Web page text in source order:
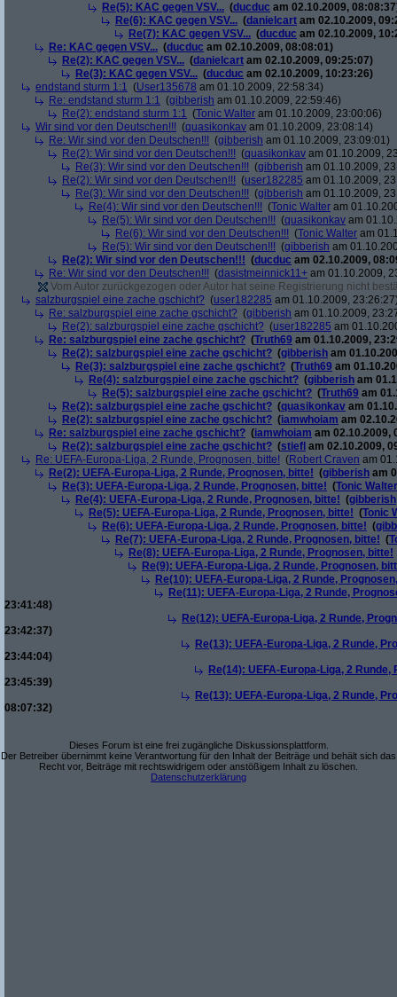
Re(5): KAC gegen VSV... (ducduc am 02.10.2009,
Re(6): KAC gegen VSV... (danielcart am 02.10.2009,
Re(7): KAC gegen VSV... (ducduc am 02.10.2009,
Re: KAC gegen VSV... (ducduc am 02.10.2009, 08:08:01)
Re(2): KAC gegen VSV... (danielcart am 02.10.2009, 09:25:07)
Re(3): KAC gegen VSV... (ducduc am 02.10.2009, 10:23:26)
endstand sturm 1:1 (User135678 am 01.10.2009, 22:58:34)
Re: endstand sturm 1:1 (gibberish am 01.10.2009, 22:59:46)
Re(2): endstand sturm 1:1 (Tonic Walter am 01.10.2009, 23:00:06)
Wir sind vor den Deutschen!!! (quasikonkav am 01.10.2009, 23:08:14)
Re: Wir sind vor den Deutschen!!! (gibberish am 01.10.2009, 23:09:01)
Re(2): Wir sind vor den Deutschen!!! (quasikonkav am 01.10.2009,
Re(3): Wir sind vor den Deutschen!!! (gibberish am 01.10.2009,
Re(2): Wir sind vor den Deutschen!!! (user182285 am 01.10.2009,
Re(3): Wir sind vor den Deutschen!!! (gibberish am 01.10.2009,
Re(4): Wir sind vor den Deutschen!!! (Tonic Walter am
Re(5): Wir sind vor den Deutschen!!! (quasikonkav am
Re(6): Wir sind vor den Deutschen!!! (Tonic Walter am
Re(5): Wir sind vor den Deutschen!!! (gibberish am
Re(2): Wir sind vor den Deutschen!!! (ducduc am 02.10.2009,
Re: Wir sind vor den Deutschen!!! (dasistmeinnick11+ am 01.10.2009,
Vom Autor zurückgezogen oder Autor hat seine Registrierung nicht
salzburgspiel eine zache gschicht? (user182285 am 01.10.2009,
Re: salzburgspiel eine zache gschicht? (gibberish am 01.10.2009,
Re(2): salzburgspiel eine zache gschicht? (user182285 am
Re: salzburgspiel eine zache gschicht? (Truth69 am 01.10.2009,
Re(2): salzburgspiel eine zache gschicht? (gibberish am
Re(3): salzburgspiel eine zache gschicht? (Truth69 am
Re(4): salzburgspiel eine zache gschicht? (gibberish am
Re(5): salzburgspiel eine zache gschicht? (Truth69 am
Re(2): salzburgspiel eine zache gschicht? (quasikonkav am
Re(2): salzburgspiel eine zache gschicht? (iamwhoiam am
Re: salzburgspiel eine zache gschicht? (iamwhoiam am 02.10.2009,
Re(2): salzburgspiel eine zache gschicht? (stiefl am 02.10.2009,
Re: UEFA-Europa-Liga, 2 Runde, Prognosen, bitte! (Robert Craven am
Re(2): UEFA-Europa-Liga, 2 Runde, Prognosen, bitte! (gibberish am
Re(3): UEFA-Europa-Liga, 2 Runde, Prognosen, bitte! (Tonic Walter
Re(4): UEFA-Europa-Liga, 2 Runde, Prognosen, bitte! (gibberish
Re(5): UEFA-Europa-Liga, 2 Runde, Prognosen, bitte! (Tonic
Re(6): UEFA-Europa-Liga, 2 Runde, Prognosen, bitte! (
Re(7): UEFA-Europa-Liga, 2 Runde, Prognosen, bitte! (
Re(8): UEFA-Europa-Liga, 2 Runde, Prognosen, bitte!
Re(9): UEFA-Europa-Liga, 2 Runde, Prognosen,
Re(10): UEFA-Europa-Liga, 2 Runde,
Re(11): UEFA-Europa-Liga, 2 Runde,
23:41:48)
Re(12): UEFA-Europa-Liga, 2 Runde,
23:42:37)
Re(13): UEFA-Europa-Liga, 2 Runde,
23:44:04)
Re(14): UEFA-Europa-Liga, 2
23:45:39)
Re(13): UEFA-Europa-Liga, 2 Runde,
08:07:32)
Dieses Forum ist eine frei zugängliche Diskussionsplattform.
Der Betreiber übernimmt keine Verantwortung für den Inhalt der Beiträge und behält sich das
Recht vor, Beiträge mit rechtswidrigem oder anstößigem Inhalt zu löschen.
Datenschutzerklärung